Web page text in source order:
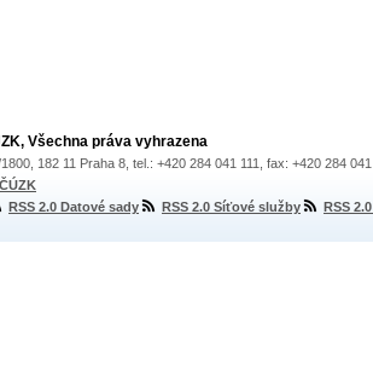
Všechna práva vyhrazena
182 11 Praha 8, tel.: +420 284 041 111, fax: +420 284
RSS 2.0 Datové sady RSS 2.0 Síťové služby RSS